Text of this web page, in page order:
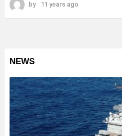
by 11 years ago
NEWS